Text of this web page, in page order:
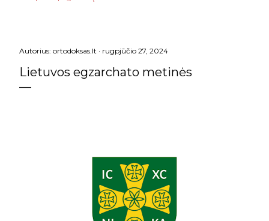
Autorius: ortodoksas.lt rugpjūčio 27, 2024
Lietuvos egzarchato metinės